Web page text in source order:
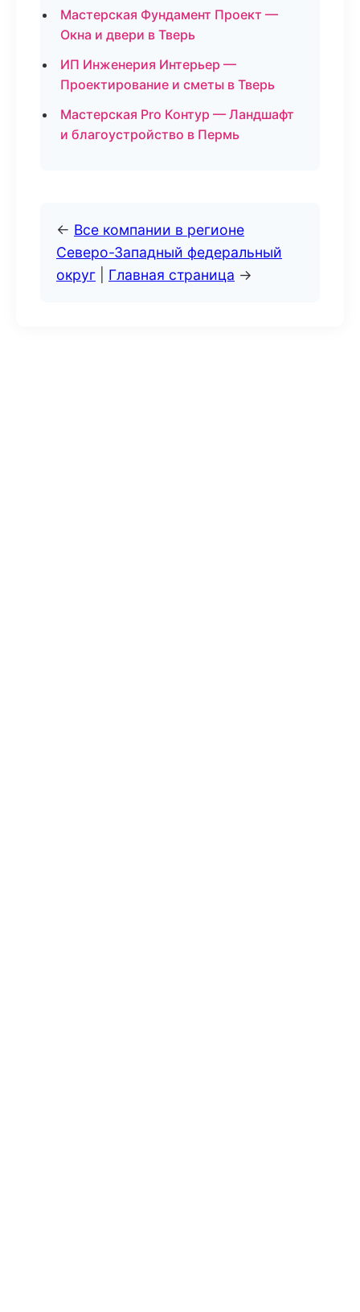
Мастерская Фундамент Проект —
Окна и двери в Тверь
ИП Инженерия Интерьер —
Проектирование и сметы в Тверь
Мастерская Pro Контур — Ландшафт
и благоустройство в Пермь
← Все компании в регионе
Северо-Западный федеральный
округ
Главная страница →